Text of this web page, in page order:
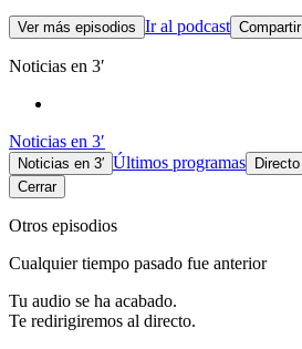
Ver más episodios Ir al podcast Compartir
Noticias en 3′
Noticias en 3′
Noticias en 3′ Últimos programas
Directo
Cerrar
Otros episodios
Cualquier tiempo pasado fue anterior
Tu audio se ha acabado.
Te redirigiremos al directo.